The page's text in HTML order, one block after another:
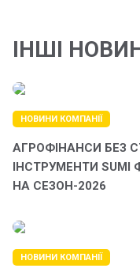
ІНШІ
НОВИНИ КОМПАНІЇ
АГРОФІНАНСИ БЕЗ
ІНСТРУМЕНТИ
НА СЕЗОН-2026
НОВИНИ КОМПАНІЇ